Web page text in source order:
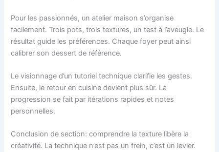
Pour les passionnés, un atelier maison s’organise
facilement. Trois pots, trois textures, un test à l’aveugle. Le
résultat guide les préférences. Chaque foyer peut ainsi
calibrer son dessert de référence.
Le visionnage d’un tutoriel technique clarifie les gestes.
Ensuite, le retour en cuisine devient plus sûr. La
progression se fait par itérations rapides et notes
personnelles.
Conclusion de section: comprendre la texture libère la
créativité. La technique n’est pas un frein, c’est un levier.